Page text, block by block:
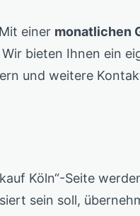
einer monatlichen
bieten Ihnen ein
und weitere
Köln“-Seite
sein soll,